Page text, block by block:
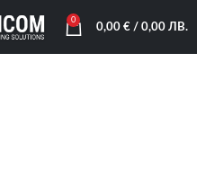
0
0,00 €/ 0,00 ЛВ.